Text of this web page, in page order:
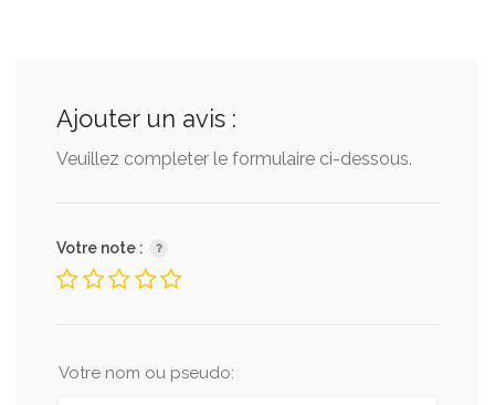
Ajouter un avis :
Veuillez completer le formulaire ci-dessous.
Votre note :
Votre nom ou pseudo: